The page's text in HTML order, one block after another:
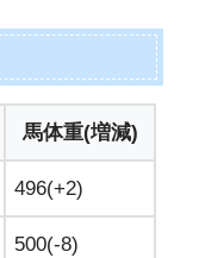
馬体重(増減)
496(+2)
500(-8)